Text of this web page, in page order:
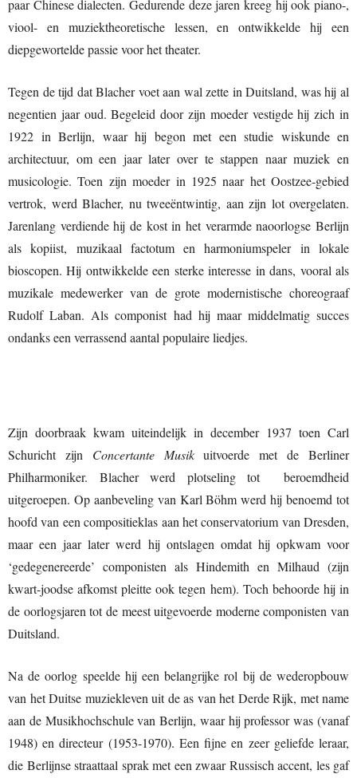
paar Chinese dialecten. Gedurende deze jaren kreeg hij ook piano-,
viool- en muziektheoretische lessen, en ontwikkelde hij een
diepgewortelde passie voor het theater.
Tegen de tijd dat Blacher voet aan wal zette in Duitsland, was hij al
negentien jaar oud. Begeleid door zijn moeder vestigde hij zich in
1922 in Berlijn, waar hij begon met een studie wiskunde en
architectuur, om een jaar later over te stappen naar muziek en
musicologie. Toen zijn moeder in 1925 naar het Oostzee-gebied
vertrok, werd Blacher, nu tweeëntwintig, aan zijn lot overgelaten.
Jarenlang verdiende hij de kost in het verarmde naoorlogse Berlijn
als kopiist, muzikaal factotum en harmoniumspeler in lokale
bioscopen. Hij ontwikkelde een sterke interesse in dans, vooral als
muzikale medewerker van de grote modernistische choreograaf
Rudolf Laban. Als componist had hij maar middelmatig succes
ondanks een verrassend aantal populaire liedjes.
Zijn doorbraak kwam uiteindelijk in december 1937 toen Carl
Schuricht zijn Concertante Musikuitvoerde met de Berliner
Philharmoniker. Blacher werd plotseling tot beroemdheid
uitgeroepen. Op aanbeveling van Karl Böhm werd hij benoemd tot
hoofd van een compositieklas aan het conservatorium van Dresden,
maar een jaar later werd hij ontslagen omdat hij opkwam voor
‘gedegenereerde’ componisten als Hindemith en Milhaud (zijn
kwart-joodse afkomst pleitte ook tegen hem). Toch behoorde hij in
de oorlogsjaren tot de meest uitgevoerde moderne componisten van
Duitsland.
Na de oorlog speelde hij een belangrijke rol bij de wederopbouw
van het Duitse muziekleven uit de as van het Derde Rijk, met name
aan de Musikhochschule van Berlijn, waar hij professor was (vanaf
1948) en directeur (1953-1970). Een fijne en zeer geliefde leraar,
die Berlijnse straattaal sprak met een zwaar Russisch accent, les gaf